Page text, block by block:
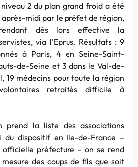
2 du plan grand froid a été
midi par le préfet de région,
dès lors effective la
via l’Eprus. Résultats : 9
à Paris, 4 en Seine-Saint-
de-Seine et 3 dans le Val-de-
19 médecins pour toute la région
retraités difficile à
prend la liste des associations
du dispositif en Ile-de-France –
préfecture – on se rend
des coups de fils que soit